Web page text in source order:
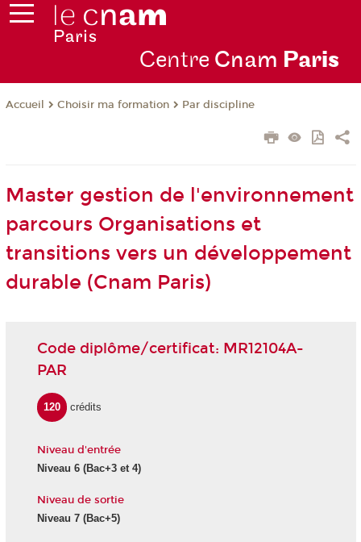
Centre Cnam Paris
Accueil Choisir ma formation Par discipline
Master gestion de l'environnement
parcours Organisations et
transitions vers un développement
durable (Cnam Paris)
Code diplôme/certificat: MR12104A-
PAR
120 crédits
Niveau d'entrée
Niveau 6(Bac+3 et 4)
Niveau de sortie
Niveau 7(Bac+5)